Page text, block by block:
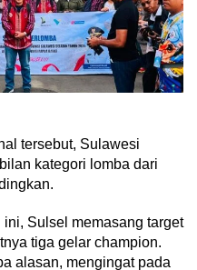
tersebut, Sulawesi
kategori lomba dari
Sulsel memasang target
tiga gelar champion.
alasan, mengingat pada